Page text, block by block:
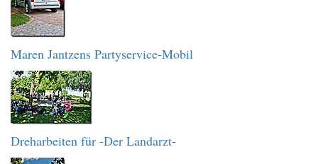
Maren Jantzens Partyservice-Mobil
Dreharbeiten für -Der Landarzt-